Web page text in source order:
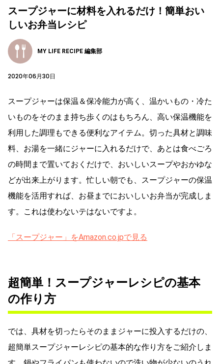
スープジャーに材料を入れるだけ！簡単おい
しいお弁当レシピ
MY LIFE RECIPE 編集部
2020年06月30日
スープジャーは保温＆保冷能力が高く、温かいもの・冷た
いものをそのまま持ち歩くのはもちろん、高い保温機能を
利用した調理もできる便利なアイテム。切った具材と調味
料、お湯を一緒にジャーに入れるだけで、あとは食べごろ
の時間まで置いておくだけで、おいしいスープやおかゆな
どが出来上がります。忙しい朝でも、スープジャーの保温
機能を活用すれば、お昼までにおいしいお弁当が完成しま
す。これは使わないテはないですよ。
「スープジャー」をAmazon.co.jpで見る
超簡単！スープジャーレシピの基本
の作り方
では、具材を切ったらそのままジャーに投入するだけの、
超簡単スープジャーレシピの基本的な作り方をご紹介しま